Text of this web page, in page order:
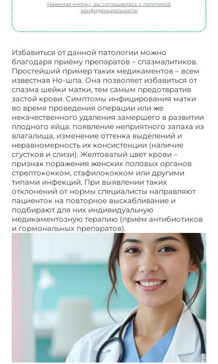
Нажимая кнопку, вы соглашаетесь с политикой
конфиденциальности
Избавиться от данной патологии можно
благодаря приёму препаратов – спазмалитиков.
Простейший пример таких медикаментов – всем
известная Но-шпа. Она позволяет избавиться от
спазма шейки матки, тем самым предотвратив
застой крови. Симптомы инфицирования матки
во время проведения операции или же
некачественного удаления замершего в развитии
плодного яйца: появление неприятного запаха из
влагалища, изменение оттенка выделений и
неравномерность их консистенции (наличие
сгустков и слизи). Желтоватый цвет крови –
признак поражения женских половых органов
стрептококком, стафилококком или другими
типами инфекций. При выявлении таких
отклонений от нормы специалисты направляют
пациенток на повторное выскабливание и
подбирают для них индивидуальную
медикаментозную терапию (приём антибиотиков
и гормональных препаратов).